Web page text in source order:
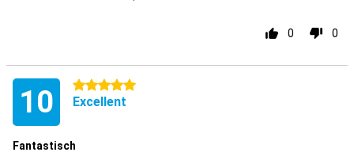
0 0
10 5 étoiles
Excellent
Fantastisch